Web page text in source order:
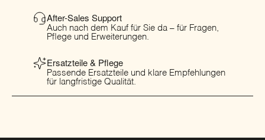
After-Sales Support
Auch nach dem Kauf für Sie da – für Fragen,
Pflege und Erweiterungen.
Ersatzteile & Pflege
Passende Ersatzteile und klare Empfehlungen
für langfristige Qualität.